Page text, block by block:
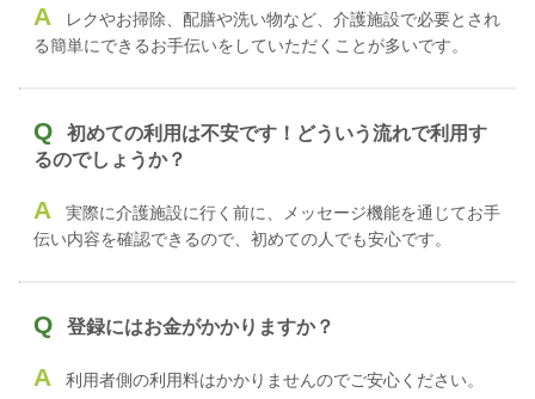
A
レクやお掃除、配膳や洗い物など、介護施設で必要とされ
る簡単にできるお手伝いをしていただくことが多いです。
Q
初めての利用は不安です！どういう流れで利用す
るのでしょうか？
A
実際に介護施設に行く前に、メッセージ機能を通じてお手
伝い内容を確認できるので、初めての人でも安心です。
Q 登録にはお金がかかりますか？
A 利用者側の利用料はかかりませんのでご安心ください。